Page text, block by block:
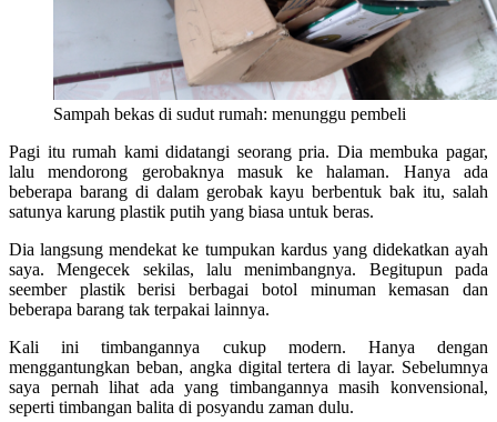
Sampah bekas di sudut rumah: menunggu pembeli
Pagi itu rumah kami didatangi seorang pria. Dia membuka pagar,
lalu mendorong gerobaknya masuk ke halaman. Hanya ada
beberapa barang di dalam gerobak kayu berbentuk bak itu, salah
satunya karung plastik putih yang biasa untuk beras.
Dia langsung mendekat ke tumpukan kardus yang didekatkan ayah
saya. Mengecek sekilas, lalu menimbangnya. Begitupun pada
seember plastik berisi berbagai botol minuman kemasan dan
beberapa barang tak terpakai lainnya.
Kali ini timbangannya cukup modern. Hanya dengan
menggantungkan beban, angka digital tertera di layar. Sebelumnya
saya pernah lihat ada yang timbangannya masih konvensional,
seperti timbangan balita di posyandu zaman dulu.